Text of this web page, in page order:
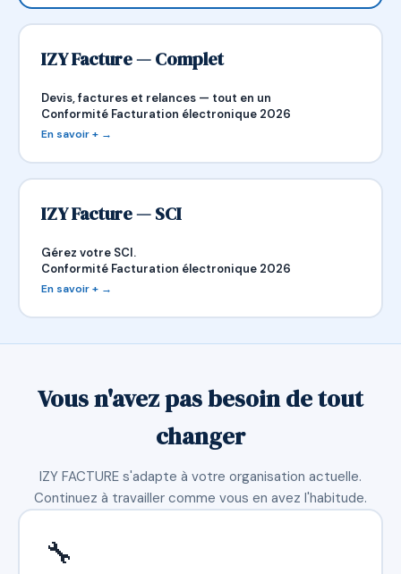
IZY Facture — Complet
Devis, factures et relances — tout en un
Conformité Facturation électronique 2026
En savoir + →
IZY Facture — SCI
Gérez votre SCI.
Conformité Facturation électronique 2026
En savoir + →
Vous n'avez pas besoin de tout
changer
IZY FACTURE s'adapte à votre organisation actuelle.
Continuez à travailler comme vous en avez l'habitude.
🔧